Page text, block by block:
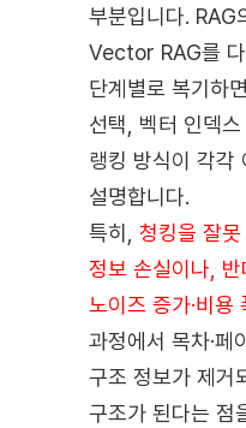
부분입니다. RAG
Vector RAG를
단계별로 복기하
선택, 벡터 인덱
랭킹 방식이 각각
설명합니다.
특히, 청킹을 잘
정보 손실이나,
노이즈 증가·비용
과정에서 목차·페
구조 정보가 제거
구조가 된다는 점